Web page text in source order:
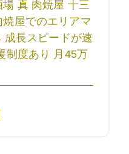
場 真 肉焼屋 十三
屋でのエリアマ
成長スピードが速
制度あり 月45万